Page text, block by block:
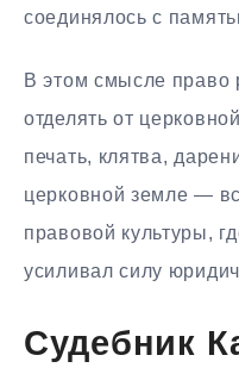
соединялось с
В этом смысле право
отделять от
печать, клятва,
церковной земле —
правовой культуры,
усиливал силу
Судебник